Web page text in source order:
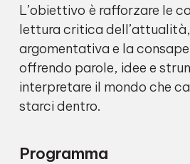
L’obiettivo è rafforzare le
lettura critica
argomentativa e la
offrendo parole, idee e
interpretare il mondo che
starci dentro.
Programma